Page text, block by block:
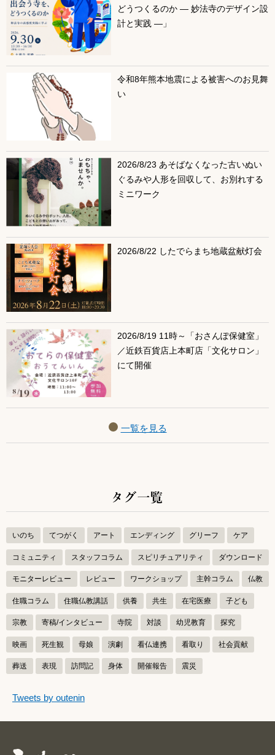
どうつくるのか ― 妙法寺のデザイン設
計と実践 ―」
令和8年熊本地震による被害へのお見舞
い
2026/8/23 あそばなくなった古いぬい
ぐるみや人形を回収して、お別れする
ミニワーク
2026/8/22 したでらまち地蔵盆献灯会
2026/8/19 11時～「おさんぽ保健室」
／近鉄百貨店上本町店「文化サロン」
にて開催
一覧を見る
タグ一覧
いのち てつがく アート エンディング グリーフ ケア
コミュニティ スタッフコラム スピリチュアリティ ダウンロード
モニターレビュー レビュー ワークショップ 主幹コラム 仏教
住職コラム 住職仏教講話 供養 共生 在宅医療 子ども
宗教 寄稿/インタビュー 寺院 対談 幼児教育 探究
映画 死生観 母娘 演劇 看仏連携 看取り 社会貢献
葬送 表現 訪問記 身体 開催報告 震災
つぶやき
つぶやきをスキップする
Tweets by outenin